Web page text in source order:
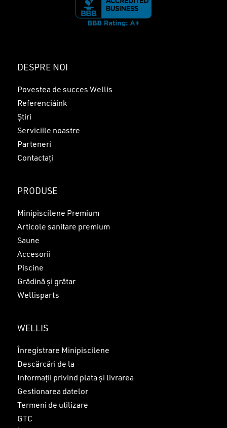
DESPRE NOI
Povestea de succes Wellis
Referenciáink
Știri
Serviciile noastre
Parteneri
Contactați
PRODUSE
Minipiscilene Premium
Articole sanitare premium
Saune
Accesorii
Piscine
Grădină și grătar
Wellisparts
WELLIS
Înregistrare Minipiscilene
Descărcări de la
Informații privind plata și livrarea
Gestionarea datelor
Termeni de utilizare
GTC